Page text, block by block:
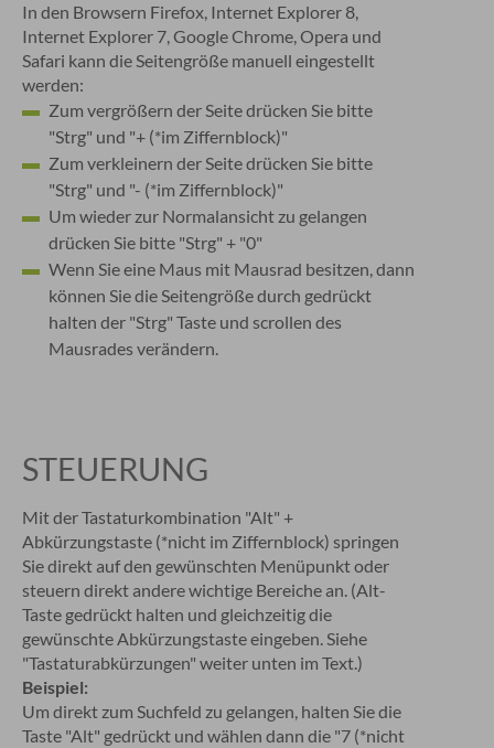
In den Browsern Firefox, Internet Explorer 8,
Internet Explorer 7, Google Chrome, Opera und
Safari kann die Seitengröße manuell eingestellt
werden:
Zum vergrößern der Seite drücken Sie bitte
"Strg" und "+ (*im Ziffernblock)"
Zum verkleinern der Seite drücken Sie bitte
"Strg" und "- (*im Ziffernblock)"
Um wieder zur Normalansicht zu gelangen
drücken Sie bitte "Strg" + "0"
Wenn Sie eine Maus mit Mausrad besitzen, dann
können Sie die Seitengröße durch gedrückt
halten der "Strg" Taste und scrollen des
Mausrades verändern.
STEUERUNG
Mit der Tastaturkombination "Alt" +
Abkürzungstaste (*nicht im Ziffernblock) springen
Sie direkt auf den gewünschten Menüpunkt oder
steuern direkt andere wichtige Bereiche an. (Alt-
Taste gedrückt halten und gleichzeitig die
gewünschte Abkürzungstaste eingeben. Siehe
"Tastaturabkürzungen" weiter unten im Text.)
Beispiel:
Um direkt zum Suchfeld zu gelangen, halten Sie die
Taste "Alt" gedrückt und wählen dann die "7 (*nicht